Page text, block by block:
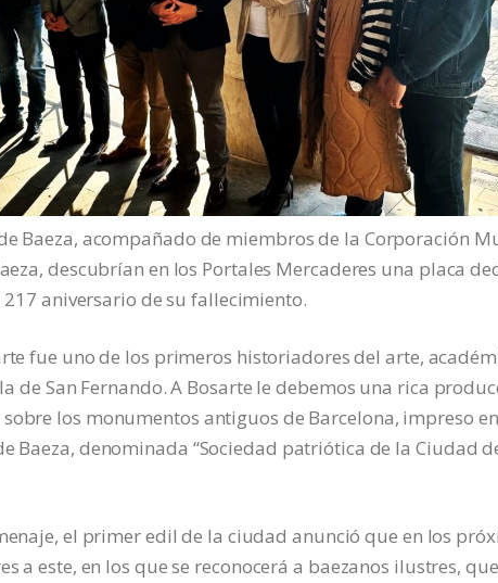
Baeza, acompañado de miembros de la Corporación
descubrían en los Portales Mercaderes una placa
217 aniversario de su fallecimiento.
fue uno de los primeros historiadores del arte,
de San Fernando. A Bosarte le debemos una rica
sobre los monumentos antiguos de Barcelona, impreso
Baeza, denominada “Sociedad patriótica de la Ciudad
el primer edil de la ciudad anunció que en los
a este, en los que se reconocerá a baezanos ilustres,